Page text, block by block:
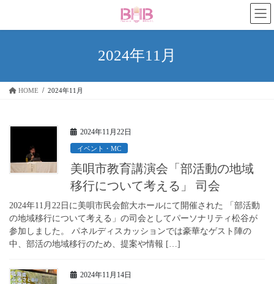
テ
ス
ゲ
ン
2024年11月
HOME 2024年11月
2024年11月22日
イベント・MC
美唄市教育講演会「部活動の地域
移行について考える」 司会
2024年11月22日に美唄市民会館大ホールにて開催された 「部活動
の地域移行について考える」の司会としてパーソナリティ松谷が
参加しました。 パネルディスカッションでは豪華なゲスト陣の
中、部活の地域移行のため、提案や情報 […]
2024年11月14日